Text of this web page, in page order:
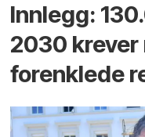
Innlegg:
2030 krever
forenklede